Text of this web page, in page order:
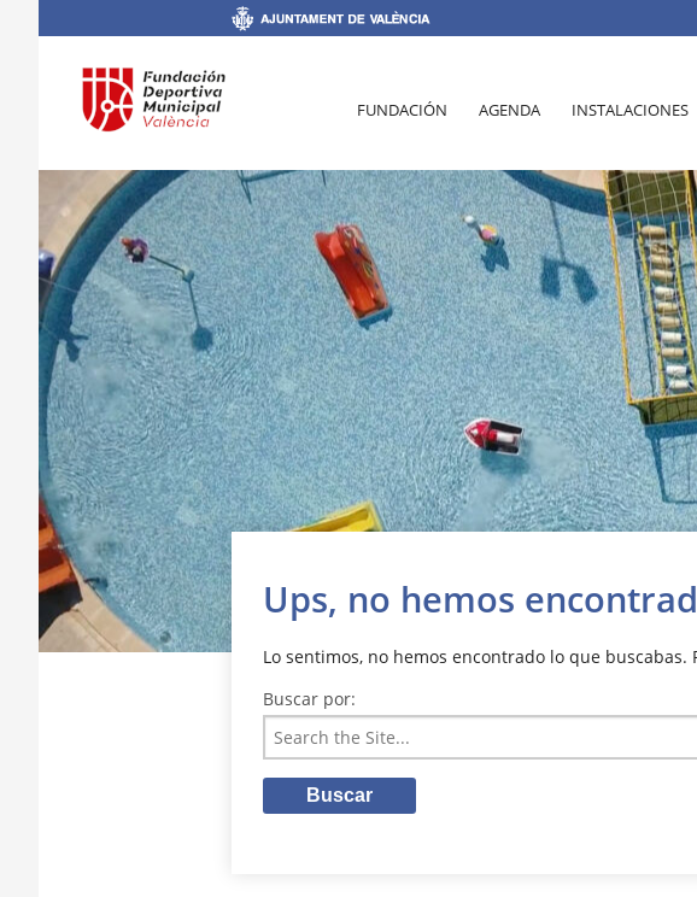
FUNDACIÓN AGENDA INSTALACIONES
Ups, no hemos
Lo sentimos, no hemos encontrado lo que
Buscar por: